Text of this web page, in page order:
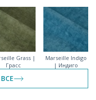
Grass |
Грасс
Marseille Indigo
| Индиго